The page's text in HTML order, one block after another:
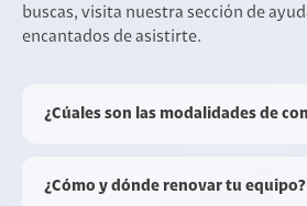
buscas, visita nuestra sección de
encantados de asistirte.
¿Cúales son las modalidades de
¿Cómo y dónde renovar tu equipo?